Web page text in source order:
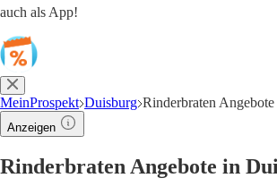
auch als App!
MeinProspekt Duisburg Rinderbraten
Anzeigen
Rinderbraten Angebote in